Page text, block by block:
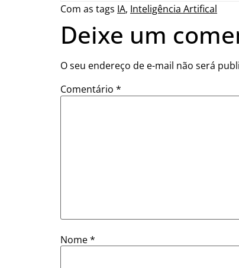
Com as tags IA, Inteligência Artifical
Deixe um
O seu endereço de e-mail não será
Comentário *
Nome*